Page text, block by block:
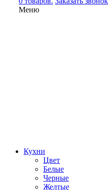
Меню
Кухни
Цвет
Белые
Черные
Желтые